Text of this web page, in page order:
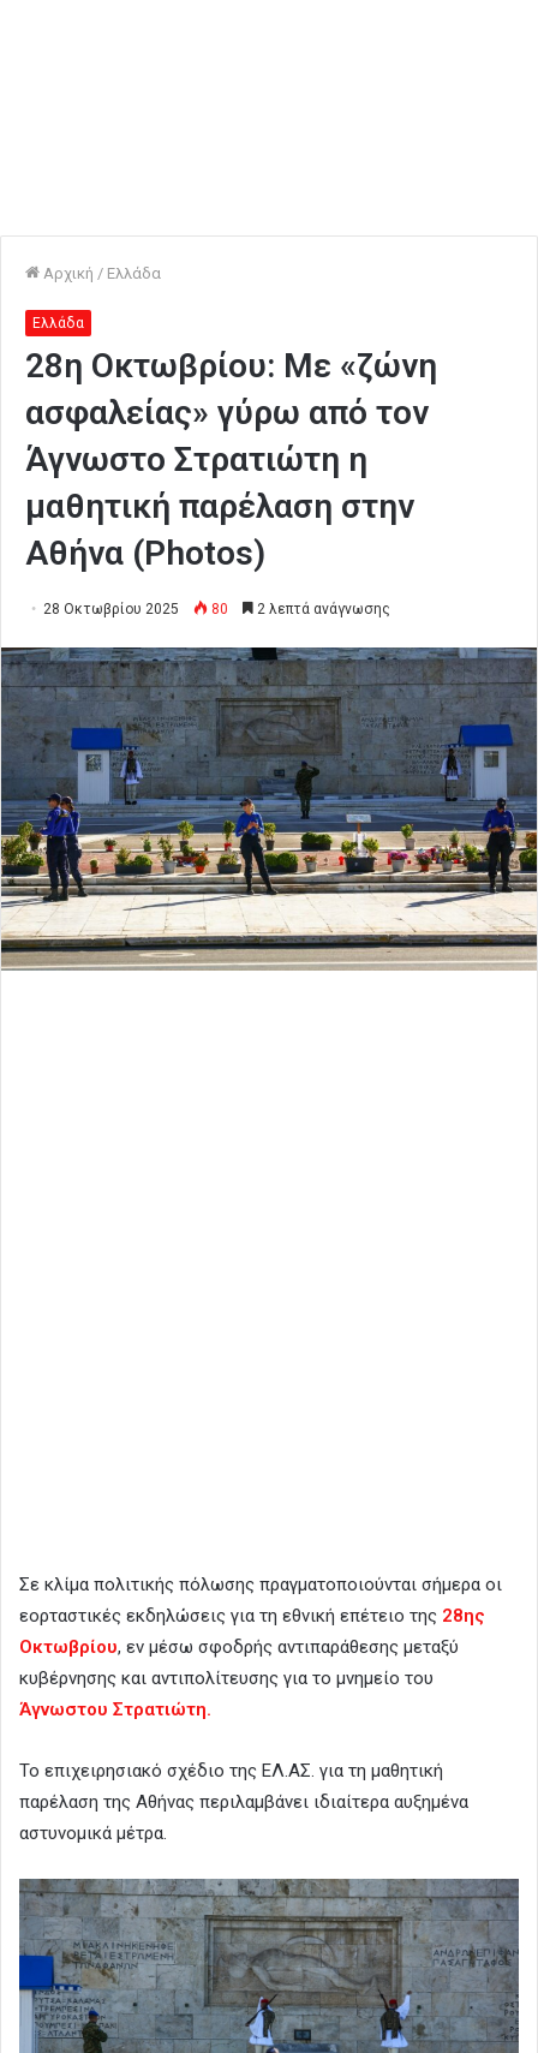
Αρχική / Ελλάδα
Ελλάδα
28η Οκτωβρίου: Με «ζώνη
ασφαλείας» γύρω από τον
Άγνωστο Στρατιώτη η
μαθητική παρέλαση στην
Αθήνα (Photos)
28 Οκτωβρίου 2025 80 2 λεπτά ανάγνωσης
Σε κλίμα πολιτικής πόλωσης πραγματοποιούνται σήμερα οι
εορταστικές εκδηλώσεις για τη εθνική επέτειο της 28ης
Οκτωβρίου, εν μέσω σφοδρής αντιπαράθεσης μεταξύ
κυβέρνησης και αντιπολίτευσης για το μνημείο του
Άγνωστου Στρατιώτη.
Το επιχειρησιακό σχέδιο της ΕΛ.ΑΣ. για τη μαθητική
παρέλαση της Αθήνας περιλαμβάνει ιδιαίτερα αυξημένα
αστυνομικά μέτρα.